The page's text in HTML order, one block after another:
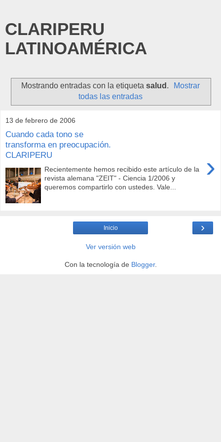
CLARIPERU
LATINOAMÉRICA
Mostrando entradas con la etiqueta salud .
Mostrar
todas las entradas
13 de febrero de 2006
Cuando cada tono se
transforma en preocupación.
CLARIPERU
›
Recientemente hemos recibido este artículo de la
revista alemana "ZEIT" - Ciencia 1/2006 y
queremos compartirlo con ustedes. Vale...
›
Inicio
Ver versión web
Con la tecnología de Blogger.